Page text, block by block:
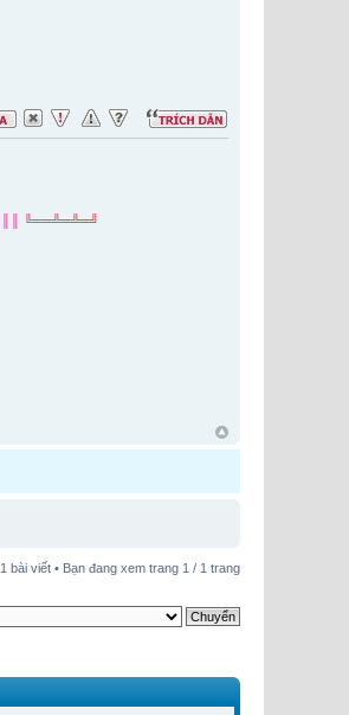
╚══╩═╩═╝
1 bài viết • Bạn đang xem trang 1 / 1 trang